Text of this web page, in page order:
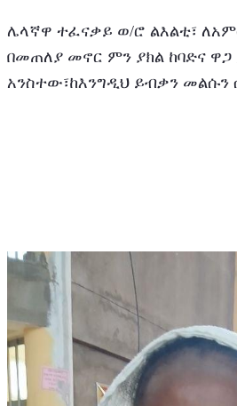
ሌላኛዋ ተፈናቃይ ወ/ሮ ልእልቲ፣
በመጠለያ መኖር ምን ያክል ከባድና
አንስተው፣ከእንግዲህ ይብቃን መልሱን